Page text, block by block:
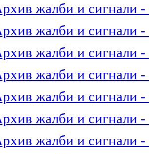
жалби и сигнали -
жалби и сигнали -
жалби и сигнали -
жалби и сигнали -
жалби и сигнали -
жалби и сигнали -
жалби и сигнали -